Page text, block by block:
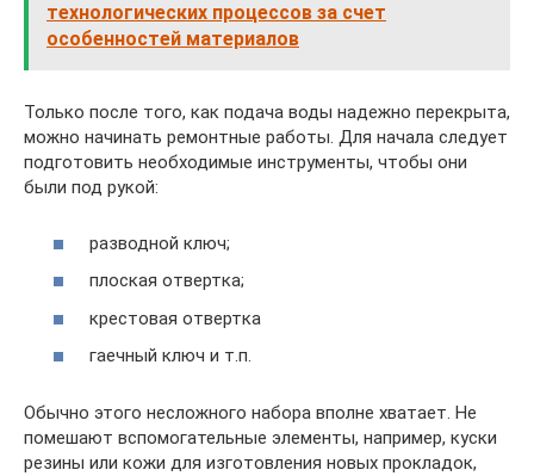
технологических процессов за счет
особенностей материалов
Только после того, как подача воды надежно перекрыта,
можно начинать ремонтные работы. Для начала следует
подготовить необходимые инструменты, чтобы они
были под рукой:
разводной ключ;
плоская отвертка;
крестовая отвертка
гаечный ключ и т.п.
Обычно этого несложного набора вполне хватает. Не
помешают вспомогательные элементы, например, куски
резины или кожи для изготовления новых прокладок,